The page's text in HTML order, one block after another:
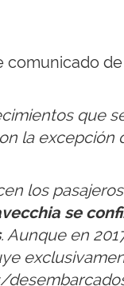
comunicado
que
la excepción
los pasajeros
se
. Aunque en